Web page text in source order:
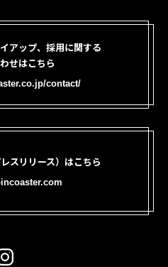
アップ、採用に関する
せはこちら
contact/
スリリース）はこちら